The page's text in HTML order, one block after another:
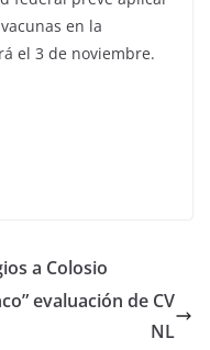
en la
el 3 de noviembre.
a Colosio
evaluación de CV
NL